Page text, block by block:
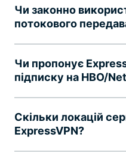
Чи законно
потокового
Чи пропонує
підписку на HBO/
Скільки локацій
ExpressVPN?